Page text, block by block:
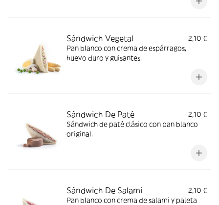
Sándwich Vegetal
2,10 €
Pan blanco con crema de espárragos,
huevo duro y guisantes.
Sándwich De Paté
2,10 €
Sándwich de paté clásico con pan blanco
original.
Sándwich De Salami
2,10 €
Pan blanco con crema de salami y paleta